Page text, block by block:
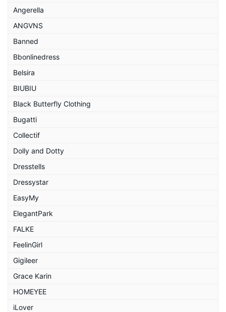
Angerella
ANGVNS
Banned
Bbonlinedress
Belsira
BIUBIU
Black Butterfly Clothing
Bugatti
Collectif
Dolly and Dotty
Dresstells
Dressystar
EasyMy
ElegantPark
FALKE
FeelinGirl
Gigileer
Grace Karin
HOMEYEE
iLover